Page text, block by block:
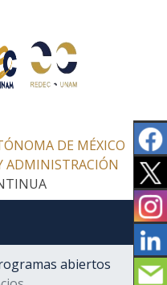
DE MÉXICO
ADMINISTRACIÓN
abiertos